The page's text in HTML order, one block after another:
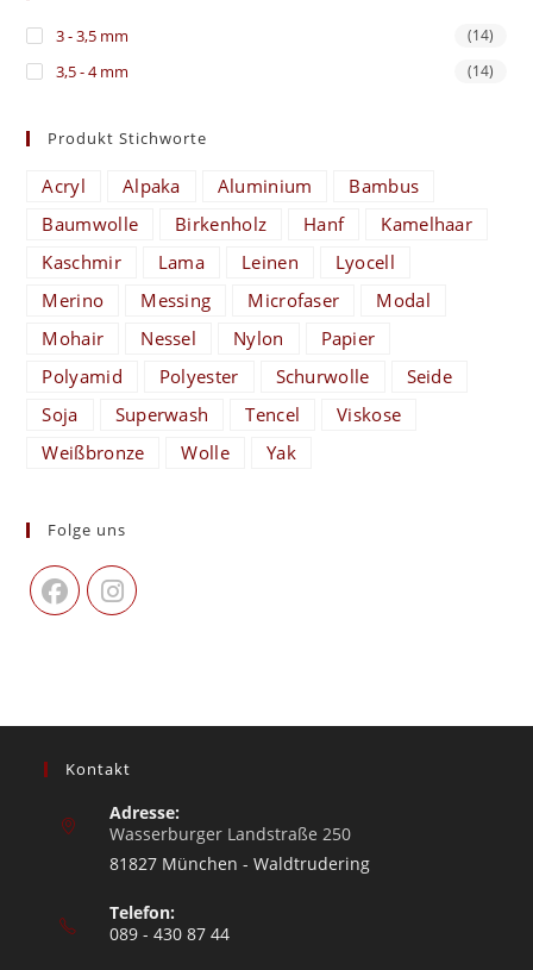
3 - 3,5 mm (14)
3,5 - 4 mm (14)
Produkt Stichworte
Acryl Alpaka Aluminium
Bambus
Baumwolle
Birkenholz Hanf
Kamelhaar
Kaschmir
Lama Leinen
Lyocell
Merino
Messing Microfaser
Modal
Mohair
Nessel Nylon
Papier
Polyamid
Polyester Schurwolle
Seide
Soja
Superwash Tencel
Viskose
Weißbronze
Wolle Yak
Folge uns
Kontakt
Adresse:
Wasserburger Landstraße 250
81827 München - Waldtrudering
Telefon:
089 - 430 87 44